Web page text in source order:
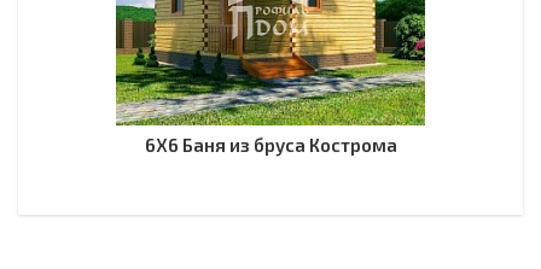
6Х6 Баня из бруса Кострома